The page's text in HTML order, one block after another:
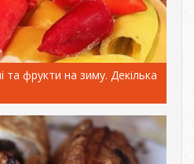
фрукти на зиму. Декілька